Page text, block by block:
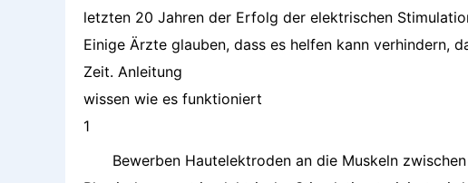
letzten 20 Jahren der Erfolg der elektrischen
Einige Ärzte glauben, dass es helfen kann verhindern,
Zeit. Anleitung
wissen wie es funktioniert
1
Bewerben Hautelektroden an die Muskeln